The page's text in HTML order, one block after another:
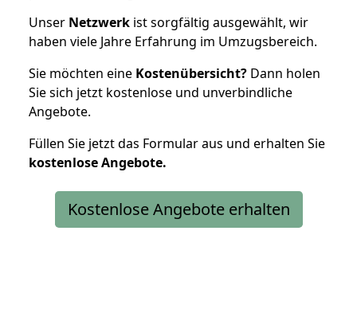
Unser Netzwerk ist sorgfältig ausgewählt, wir
haben viele Jahre Erfahrung im Umzugsbereich.
Sie möchten eine Kostenübersicht? Dann holen
Sie sich jetzt kostenlose und unverbindliche
Angebote.
Füllen Sie jetzt das Formular aus und erhalten Sie
kostenloseAngebote.
Kostenlose Angebote erhalten